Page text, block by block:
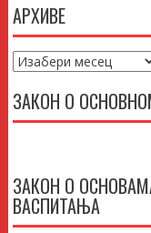
АРХИВЕ
Архиве
ЗАКОН О
ЗАКОН О
ВАСПИТАЊА